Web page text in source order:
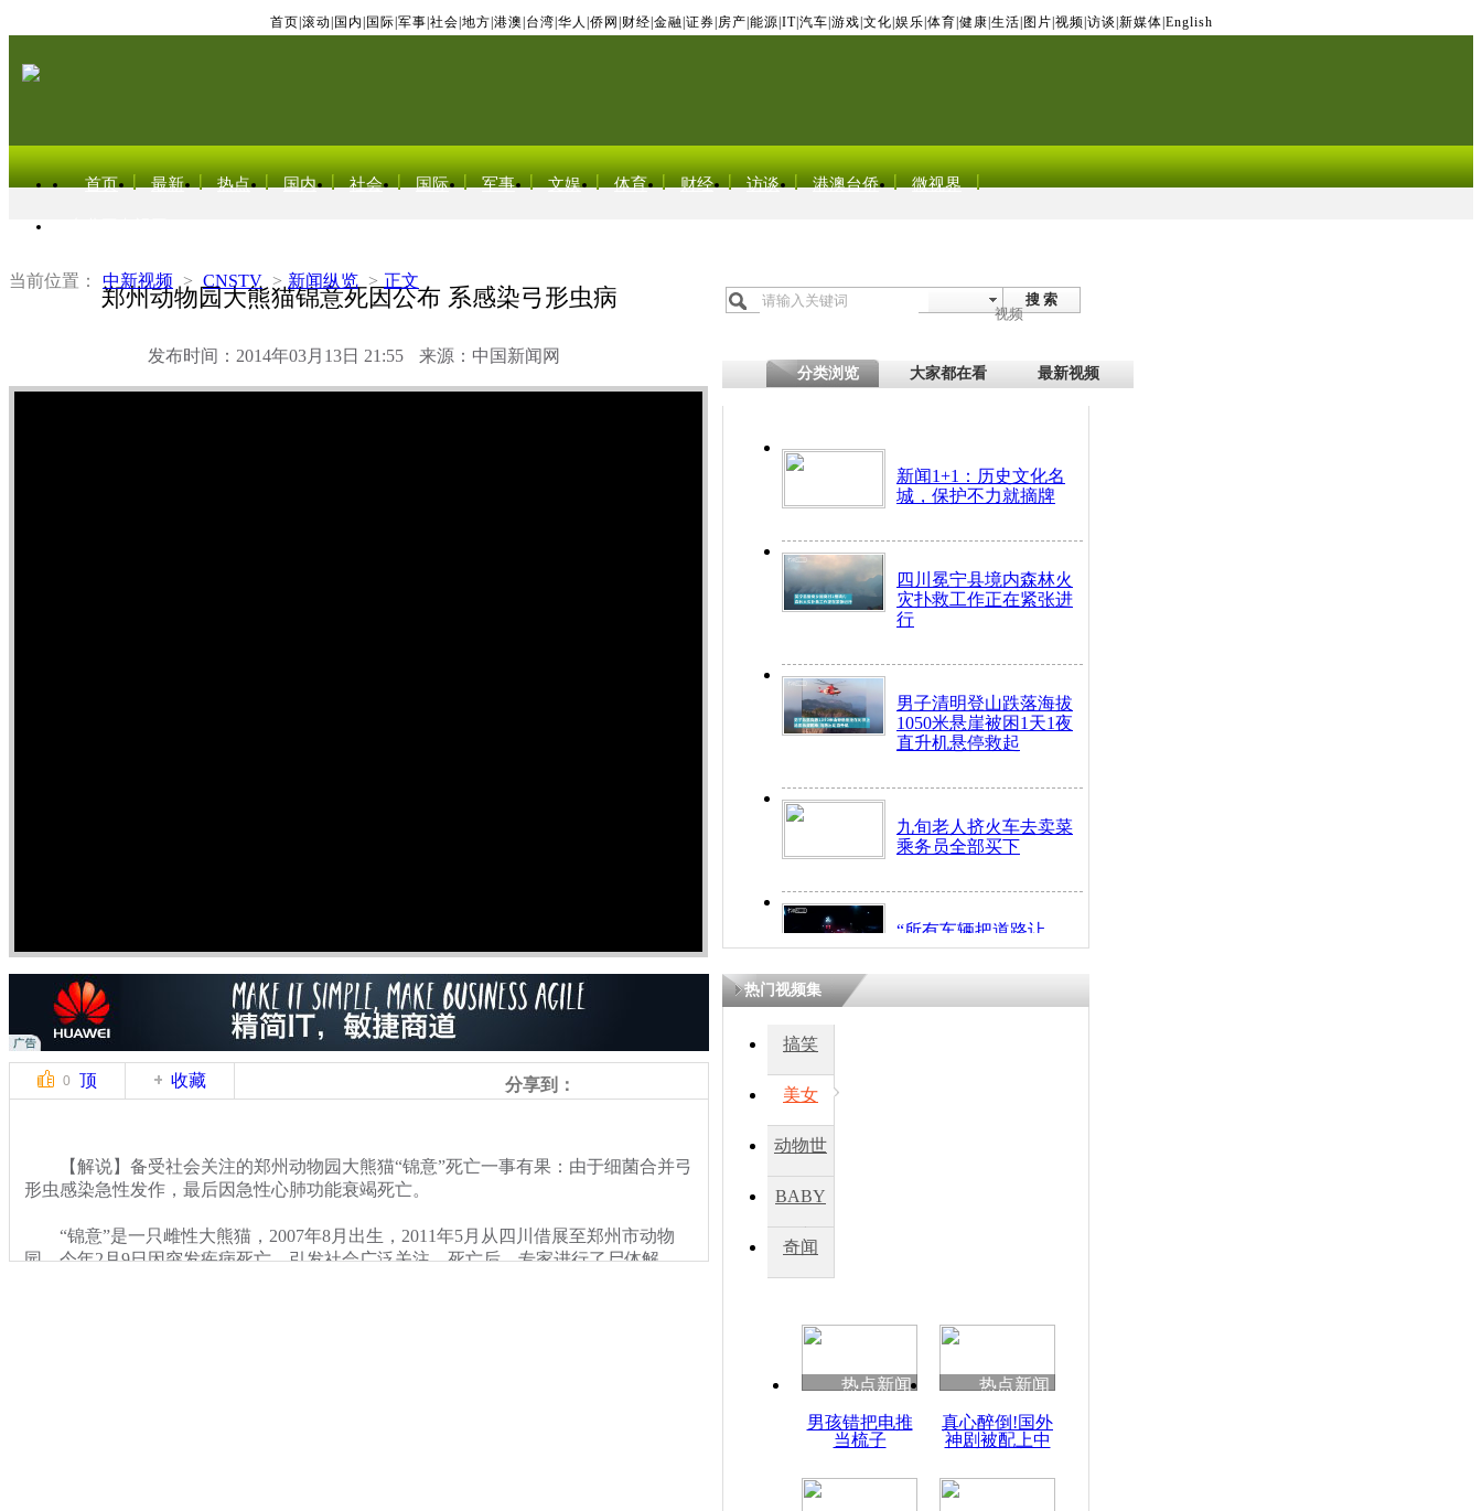
首页 滚动 国内 国际 军事 社会 地方 港澳 台湾 华人 侨网 财经 金融 证券 房产 能源 IT| 汽车 游戏 文化 娱乐 体育 健康 生活 图片 视频 访谈 新媒体 English
首页 最新 热点 国内 社会 国际 军事 文娱 体育 财经 访谈 港澳台侨 微视界
当前位置： 中新视频 > CNSTV > 新闻纵览 > 正文
郑州动物园大熊猫锦意死因公布 系感染弓形虫病
发布时间：2014年03月13日 21:55 来源：中国新闻网
搜 索
视频
分类浏览 大家都在看 最新视频
新闻1+1：历史文化名
城，保护不力就摘牌
四川冕宁县境内森林火
灾扑救工作正在紧张进
行
男子清明登山跌落海拔
1050米悬崖被困1天1夜
直升机悬停救起
九旬老人挤火车去卖菜
乘务员全部买下
“所有车辆把道路让
开！”儿童突发疾病交
因
度苗族花山节
0 顶 收藏 分享到：
【解说】备受社会关注的郑州动物园大熊猫“锦意”死亡一事有果：由于细菌合并弓
形虫感染急性发作，最后因急性心肺功能衰竭死亡。
“锦意”是一只雌性大熊猫，2007年8月出生，2011年5月从四川借展至郑州市动物
园，今年2月9日因突发疾病死亡，引发社会广泛关注。死亡后，专家进行了尸体解
热门视频集
搞笑
美女
动物世
BABY
秀
奇闻
热点新闻
男孩错把电推
当梳子
热点新闻
真心醉倒!国外
神剧被配上中